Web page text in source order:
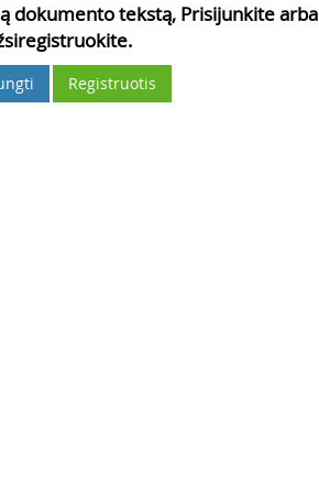
dokumento tekstą, Prisijunkite arba
Registruotis